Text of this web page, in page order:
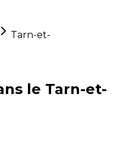
Tarn-et-
le Tarn-et-